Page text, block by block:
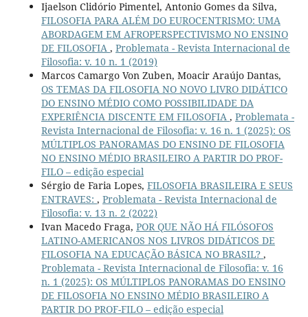
Ijaelson Clidório Pimentel, Antonio Gomes da Silva,
FILOSOFIA PARA ALÉM DO EUROCENTRISMO: UMA
ABORDAGEM EM AFROPERSPECTIVISMO NO ENSINO
DE FILOSOFIA , Problemata - Revista Internacional de
Filosofia: v. 10 n. 1 (2019)
Marcos Camargo Von Zuben, Moacir Araújo Dantas,
OS TEMAS DA FILOSOFIA NO NOVO LIVRO DIDÁTICO
DO ENSINO MÉDIO COMO POSSIBILIDADE DA
EXPERIÊNCIA DISCENTE EM FILOSOFIA , Problemata -
Revista Internacional de Filosofia: v. 16 n. 1 (2025): OS
MÚLTIPLOS PANORAMAS DO ENSINO DE FILOSOFIA
NO ENSINO MÉDIO BRASILEIRO A PARTIR DO PROF-
FILO – edição especial
Sérgio de Faria Lopes, FILOSOFIA BRASILEIRA E SEUS
ENTRAVES: , Problemata - Revista Internacional de
Filosofia: v. 13 n. 2 (2022)
Ivan Macedo Fraga, POR QUE NÃO HÁ FILÓSOFOS
LATINO-AMERICANOS NOS LIVROS DIDÁTICOS DE
FILOSOFIA NA EDUCAÇÃO BÁSICA NO BRASIL? ,
Problemata - Revista Internacional de Filosofia: v. 16
n. 1 (2025): OS MÚLTIPLOS PANORAMAS DO ENSINO
DE FILOSOFIA NO ENSINO MÉDIO BRASILEIRO A
PARTIR DO PROF-FILO – edição especial